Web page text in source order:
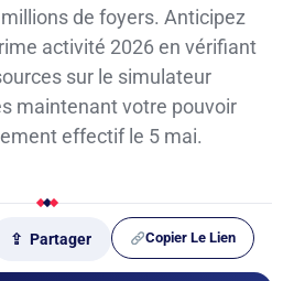
de foyers. Anticipez
activité 2026 en vérifiant
sur le simulateur
maintenant votre pouvoir
effectif le 5 mai.
⇪ Partager Copier Le Lien